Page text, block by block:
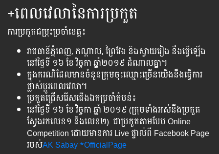
+ពេល​វេលា​នៃ​ការ​ប្រកួត
ការ​ប្រកួតជម្រុះប្រចាំ​​ខេត្ត​៖
រាជធានី​ភ្នំពេញ​, កណ្ដាល, ព្រៃ​វែង​ និង​ស្វាយ​រៀង​ ​​នឹង​ធ្វើ​ឡើង​
នៅ​ថ្ងៃ​ទី ​១៦ ខែ​ វិច្ចកា ឆ្នាំ​២០១៩ ដំណាល​គ្នា។
ក្នុងករណីដែលមានចំនួនក្រុមចុះឈ្មោះច្រើនយើងនឹងធ្វើការ
ផ្លាស់ប្ដូរពេលវេលា។
ប្រកួតជ្រើស​រើស​ជើង​ឯក​ប្រចាំ​តំបន់​៖
នៅ​ថ្ងៃ​ទី ១៦ ខែ វិច្ចកា ឆ្នាំ​ ២០១៩ (ក្រុមទាំងអស់នឹងប្រកួត
ស្វែងរកលេខ១ និង​លេខ២) ជា​ប្រកួត​តាម​បែប​ Online
Competition ដោយមានការ Live ផ្ទាល់ពី Facebook Page
របស់AK Sabay *OfficialPage